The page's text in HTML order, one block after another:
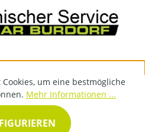
um eine bestmögliche
Mehr Informationen ...